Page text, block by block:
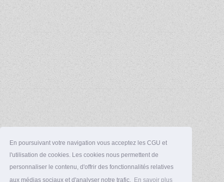
En poursuivant votre navigation vous acceptez les CGU et
l'utilisation de cookies. Les cookies nous permettent de
personnaliser le contenu, d'offrir des fonctionnalités relatives
aux médias sociaux et d'analyser notre trafic. En savoir plus